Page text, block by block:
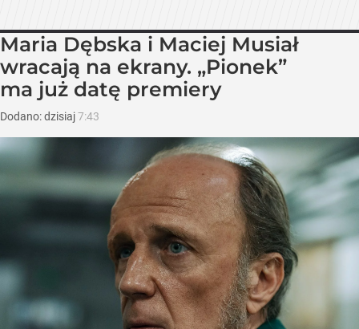
Maria Dębska i Maciej Musiał
wracają na ekrany. „Pionek”
ma już datę premiery
Dodano:dzisiaj7:43